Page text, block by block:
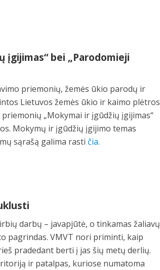
bei „Parodomieji
priemonių, žemės ūkio parodų ir
Lietuvos žemės ūkio ir kaimo plėtros
„Mokymai ir įgūdžių įgijimas“
Mokymų ir įgūdžių įgijimo temas
sąrašą galima rasti čia.
darbų – javapjūtė, o tinkamas žaliavų
pagrindas. VMVT nori priminti, kaip
pradedant berti į jas šių metų derlių.
ir patalpas, kuriose numatoma